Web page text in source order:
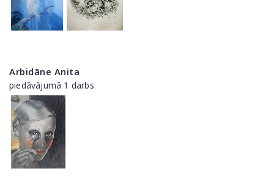
Arbidāne Anita
piedāvājumā 1 darbs